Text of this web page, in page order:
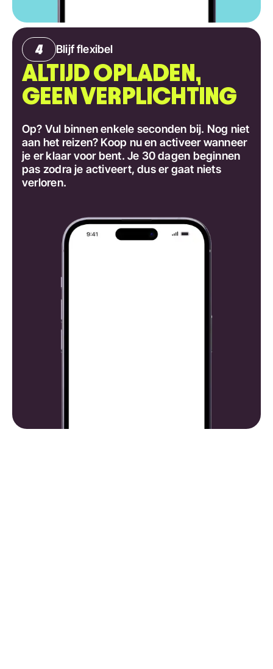
Blijf flexibel
ALTIJD OPLADEN,
GEEN VERPLICHTING
Op? Vul binnen enkele seconden bij. Nog niet
aan het reizen? Koop nu en activeer wanneer
je er klaar voor bent. Je 30 dagen beginnen
pas zodra je activeert, dus er gaat niets
verloren.